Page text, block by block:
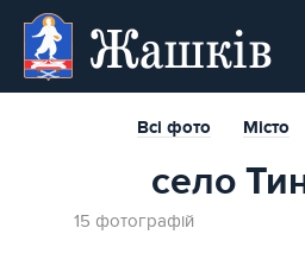
Жашків
Всі фото Місто
село
15 фотографій